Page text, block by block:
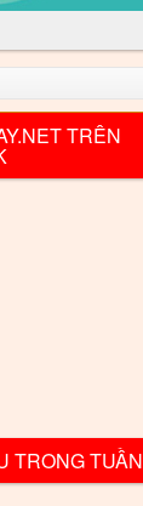
TRÊN
TRONG TUẦN